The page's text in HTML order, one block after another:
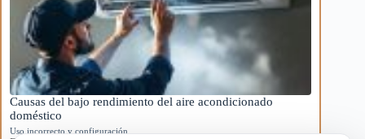
Causas del bajo rendimiento del aire acondicionado
doméstico
Uso incorrecto y configuración